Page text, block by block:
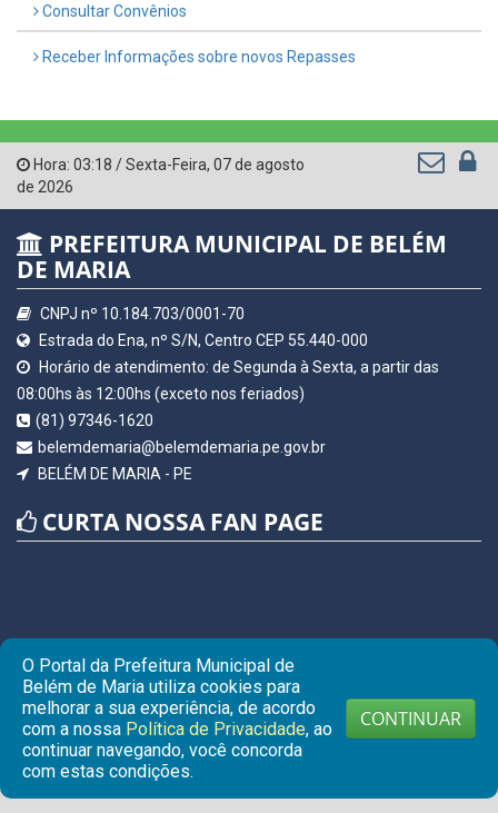
Consultar Convênios
Receber Informações sobre novos Repasses
Hora: 03:18 /Sexta-Feira, 07 de agosto
de 2026
PREFEITURA MUNICIPAL DE BELÉM
DE MARIA
CNPJ nº 10.184.703/0001-70
Estrada do Ena, nº S/N, Centro CEP 55.440-000
Horário de atendimento: de Segunda à Sexta, a partir das
08:00hs às 12:00hs (exceto nos feriados)
(81) 97346-1620
belemdemaria@belemdemaria.pe.gov.br
BELÉM DE MARIA - PE
CURTA NOSSA FAN PAGE
© Copyright 2026 Prefeitura Municipal de BELÉM DE MARIA |
Todos os direitos reservados
O Portal da Prefeitura Municipal de
Belém de Maria utiliza cookies para
melhorar a sua experiência, de acordo
com a nossa Política de Privacidade, ao
continuar navegando, você concorda
com estas condições.
CONTINUAR